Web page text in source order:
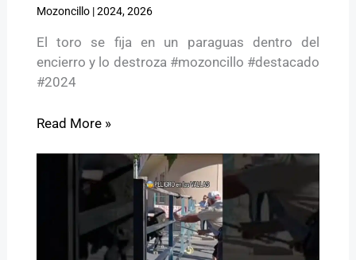
Mozoncillo|2024,2026
El toro se fija en un paraguas dentro del
encierro y lo destroza #mozoncillo #destacado
#2024
Read More »